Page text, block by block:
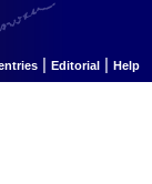
| Editorial | Help